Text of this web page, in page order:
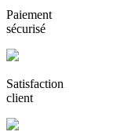
Paiement
sécurisé
Satisfaction
client